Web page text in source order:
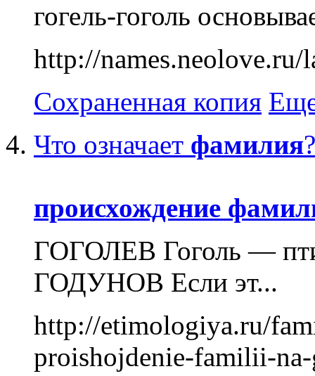
гогель-гоголь
http://names.neolove.ru/
Сохраненная копия
Что означает фамилия
происхождение
ГОГОЛЕВ Гоголь —
ГОДУНОВ Если эт...
http://etimologiya.ru/
proishojdenie-familii-